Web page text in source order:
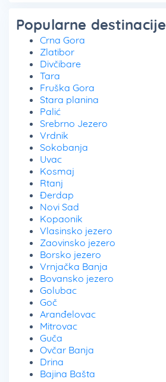
Popularne destinacije
Crna Gora
Zlatibor
Divčibare
Tara
Fruška Gora
Stara planina
Palić
Srebrno Jezero
Vrdnik
Sokobanja
Uvac
Kosmaj
Rtanj
Đerdap
Novi Sad
Kopaonik
Vlasinsko jezero
Zaovinsko jezero
Borsko jezero
Vrnjačka Banja
Bovansko jezero
Golubac
Goč
Aranđelovac
Mitrovac
Guča
Ovčar Banja
Drina
Bajina Bašta